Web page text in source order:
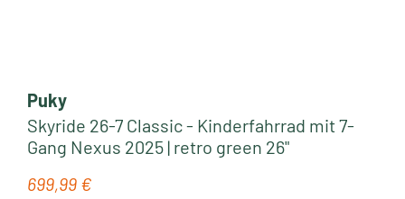
Puky
Skyride 26-7 Classic - Kinderfahrrad mit 7-
Gang Nexus 2025 | retro green 26"
Regulärer Preis:
699,99 €